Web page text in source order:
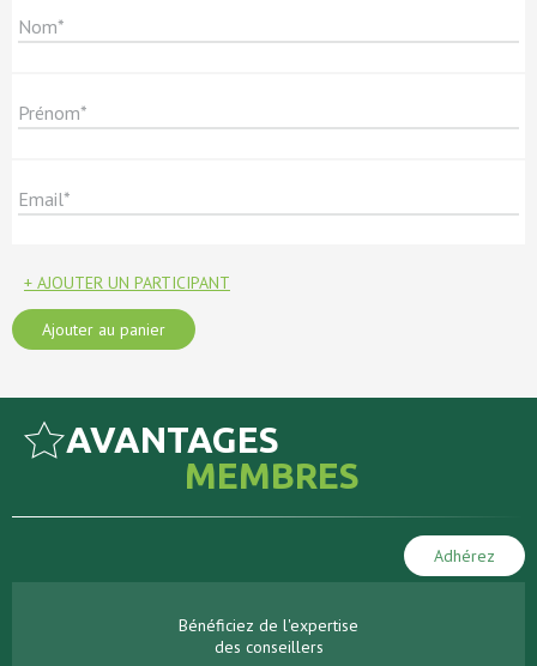
+ AJOUTER UN PARTICIPANT
Ajouter au panier
AVANTAGES
MEMBRES
Adhérez
Bénéficiez de l'expertise
des conseillers